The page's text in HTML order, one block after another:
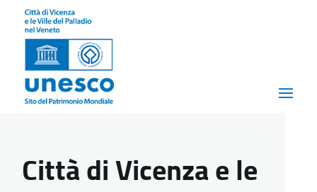
Città di Vicenza e le